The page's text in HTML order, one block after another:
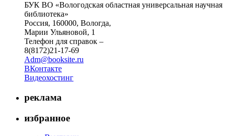
БУК ВО «Вологодская областная универсальная научная
библиотека»
Россия, 160000, Вологда,
Марии Ульяновой, 1
Телефон для справок –
8(8172)21-17-69
Adm@booksite.ru
ВКонтакте
Видеохостинг
реклама
избранное